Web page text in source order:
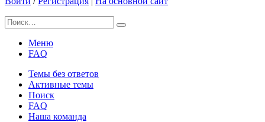
Меню
FAQ
Темы без ответов
Активные темы
Поиск
FAQ
Наша команда